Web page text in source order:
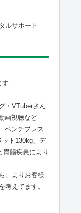
ルサポート
す
・VTuberさん
画視聴など
ベンチプレス
ット130kg、デ
胃腸疾患により
、よりお客様
考えてます。